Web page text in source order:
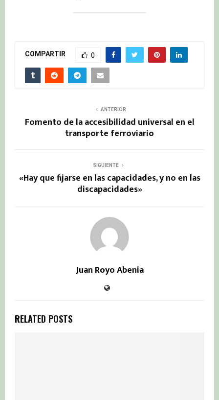
COMPARTIR 0
ANTERIOR
Fomento de la accesibilidad universal en el
transporte ferroviario
SIGUIENTE
«Hay que fijarse en las capacidades, y no en las
discapacidades»
Juan Royo Abenia
RELATED POSTS